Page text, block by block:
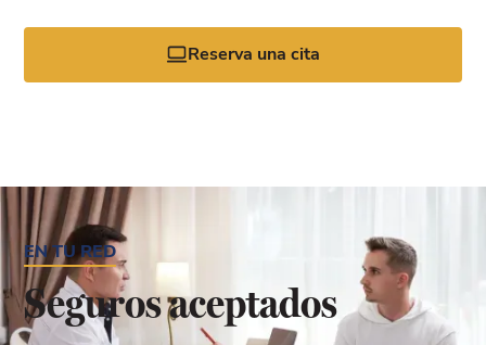
Reserva una cita
EN TU RED
Seguros aceptados